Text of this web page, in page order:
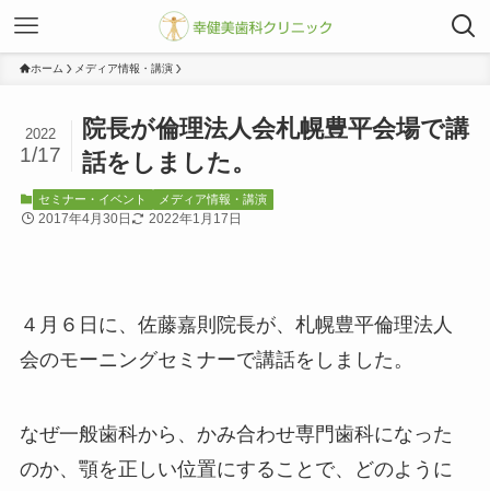
ホーム メディア情報・講演
院長が倫理法人会札幌豊平会場で講
話をしました。
2022
1/17
セミナー・イベント メディア情報・講演
2017年4月30日 2022年1月17日
４月６日に、佐藤嘉則院長が、札幌豊平倫理法人
会のモーニングセミナーで講話をしました。
なぜ一般歯科から、かみ合わせ専門歯科になった
のか、顎を正しい位置にすることで、どのように